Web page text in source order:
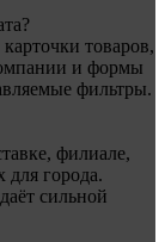
товаров,
и формы
фильтры.
филиале,
для города.
сильной